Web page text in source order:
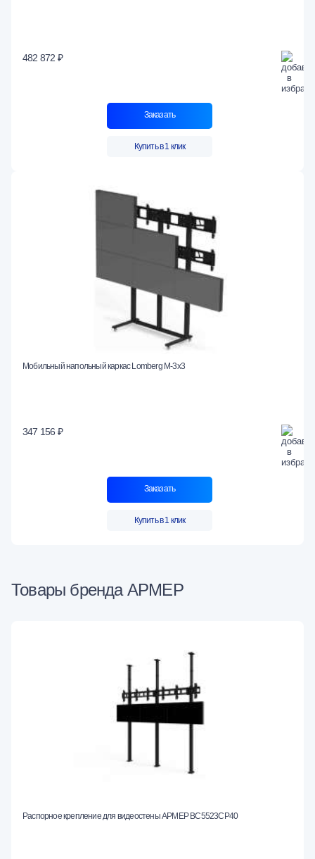
482 872 ₽
Заказать
Купить в 1 клик
Мобильный напольный каркас Lomberg M-3х3
347 156 ₽
Заказать
Купить в 1 клик
Товары бренда АРМЕР
Распорное крепление для видеостены АРМЕР ВС5523СР40